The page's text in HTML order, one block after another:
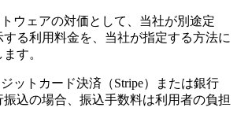
ウェアの対価として、当社が別途定
る利用料金を、当社が指定する方法に
す。
ットカード決済（Stripe）または銀行
込の場合、振込手数料は利用者の負担